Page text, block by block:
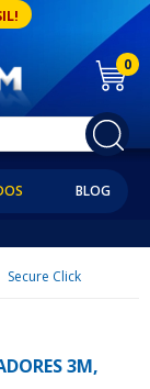
0
BLOG
Secure Click
3M,